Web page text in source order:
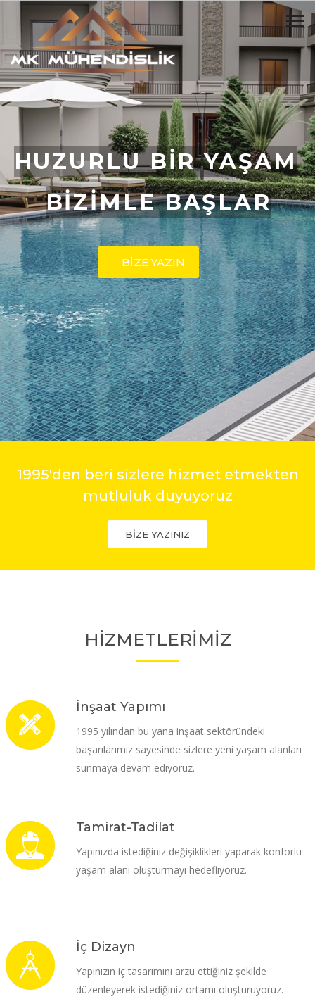
BİZİMLE BAŞLAR
BİZE YAZIN
HUZURLU BİR YAŞAM
1995'den beri sizlere hizmet etmekten
mutluluk duyuyoruz
BİZE YAZINIZ
HİZMETLERİMİZ
İnşaat Yapımı
1995 yılından bu yana inşaat sektöründeki
başarılarımız sayesinde sizlere yeni yaşam alanları
sunmaya devam ediyoruz.
Tamirat-Tadilat
Yapınızda istediğiniz değişiklikleri yaparak konforlu
yaşam alanı oluşturmayı hedefliyoruz.
İç Dizayn
Yapınızın iç tasarımını arzu ettiğiniz şekilde
düzenleyerek istediğiniz ortamı oluşturuyoruz.